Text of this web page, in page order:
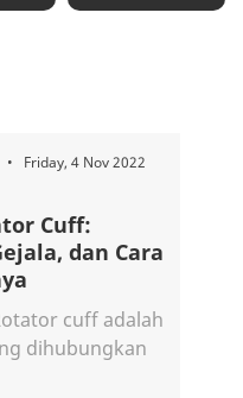
Friday, 4 Nov 2022
Cuff:
dan Cara
cuff adalah
dihubungkan